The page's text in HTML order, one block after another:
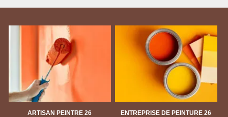
ARTISAN PEINTRE 26 ENTREPRISE DE PEINTURE 26